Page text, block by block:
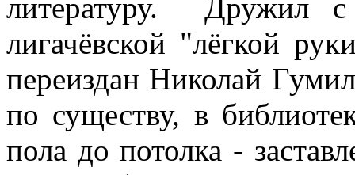
литературу. Дружил
лигачёвской "лёгкой
переиздан Николай
по существу, в
пола до потолка -